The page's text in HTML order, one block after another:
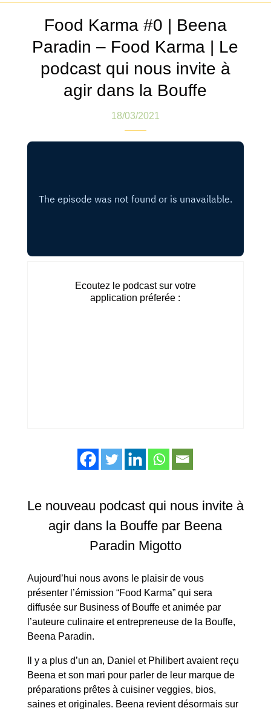
Food Karma #0 | Beena
Paradin – Food Karma | Le
podcast qui nous invite à
agir dans la Bouffe
18/03/2021
Ecoutez le podcast sur votre
application préferée :
Le nouveau podcast qui nous invite à
agir dans la Bouffe par Beena
Paradin Migotto
Aujourd’hui nous avons le plaisir de vous
présenter l’émission “Food Karma” qui sera
diffusée sur Business of Bouffe et animée par
l’auteure culinaire et entrepreneuse de la Bouffe,
Beena Paradin.
Il y a plus d’un an, Daniel et Philibert avaient reçu
Beena et son mari pour parler de leur marque de
préparations prêtes à cuisiner veggies, bios,
saines et originales. Beena revient désormais sur